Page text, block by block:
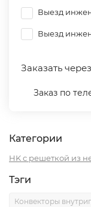
Выезд
Выезд
Заказать
Заказ по
Категории
HK с решеткой из
Тэги
Конвекторы